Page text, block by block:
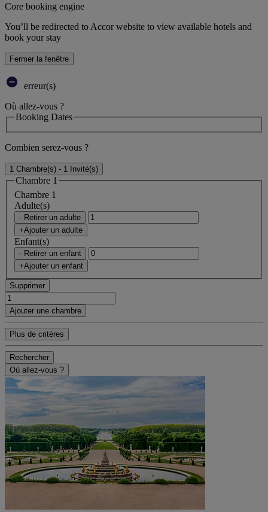
Core booking engine
You’ll be redirected to Accor website to view available hotels and
book your stay
Fermer la fenêtre
erreur(s)
Où allez-vous ?
Booking Dates
Combien serez-vous ?
1 Chambre(s) - 1 Invité(s)
Chambre 1
Chambre 1
Adulte(s)
- Retirer un adulte
+Ajouter un adulte
Enfant(s)
- Retirer un enfant
+Ajouter un enfant
Supprimer
Ajouter une chambre
Plus de critères
Rechercher
Où allez-vous ?